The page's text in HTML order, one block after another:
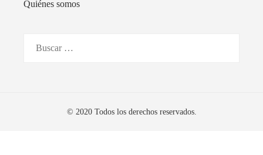
Quiénes somos
© 2020 Todos los derechos reservados.